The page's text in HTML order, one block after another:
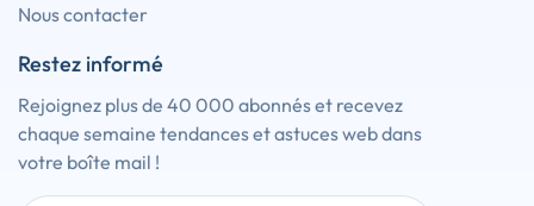
Nous contacter
Restez informé
Rejoignez plus de 40 000 abonnés et recevez
chaque semaine tendances et astuces web dans
votre boîte mail !